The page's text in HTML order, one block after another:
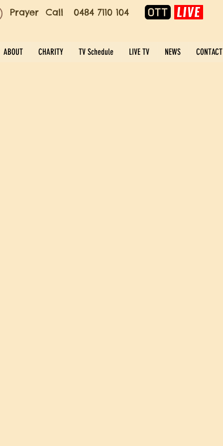
Prayer Call 0484 7110 104
ABOUT CHARITY TV Schedule LIVE TV NEWS CONTACT